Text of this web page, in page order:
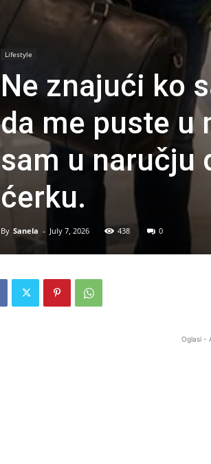
Lifestyle
Ne znajući ko
da me puste u
sam u naručju
ćerku.
By Sanela - July 7, 2026 438 0
Oglasi -